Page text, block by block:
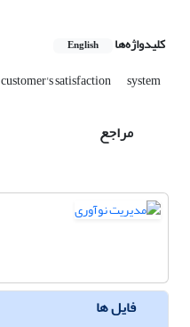
کلیدواژه‌ها English
customer's satisfaction system
مراجع
فایل ها